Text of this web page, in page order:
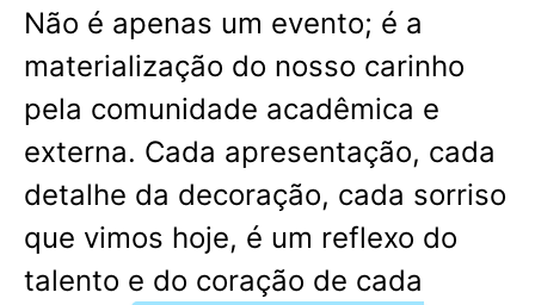
Não é apenas um evento; é a
materialização do nosso carinho
pela comunidade acadêmica e
externa. Cada apresentação, cada
detalhe da decoração, cada sorriso
que vimos hoje, é um reflexo do
talento e do coração de cada